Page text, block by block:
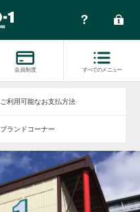
会員制度 すべてのメニュー
ご利用可能なお支払方法
ブランドコーナー